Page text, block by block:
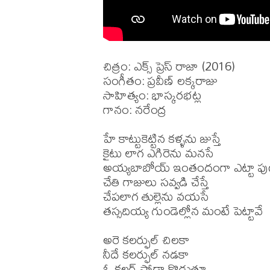
చిత్రం: ఎక్స్ ప్రెస్ రాజా (2016)
సంగీతం: ప్రవీణ్ లక్కరాజు
సాహిత్యం: భాస్కరభట్ల
గానం: నరేంద్ర
హే కాట్టుకెట్టిన కళ్ళను జుస్తే
కైటు లాగ ఎగిరెను మనసే
అయ్యబాబోయ్ ఇంతందంగా ఎట్టా
చేతి గాజులు సవ్వడి చేస్తే
చేపలాగ తుల్లెను వయసే
తస్సదియ్య గుండెల్లోన మంటే పెట్టావే
అరె కలర్ఫుల్ చిలకా
నీదే కలర్ఫుల్ నడకా